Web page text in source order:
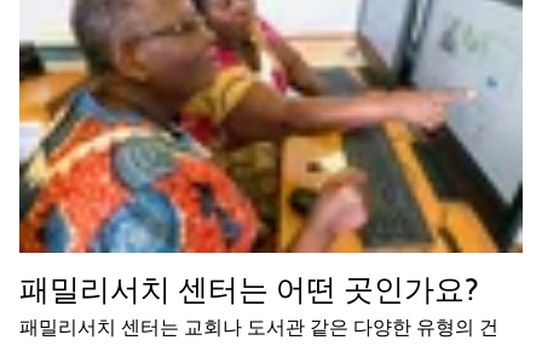
패밀리서치 센터는 어떤 곳인가요?
패밀리서치 센터는 교회나 도서관 같은 다양한 유형의 건